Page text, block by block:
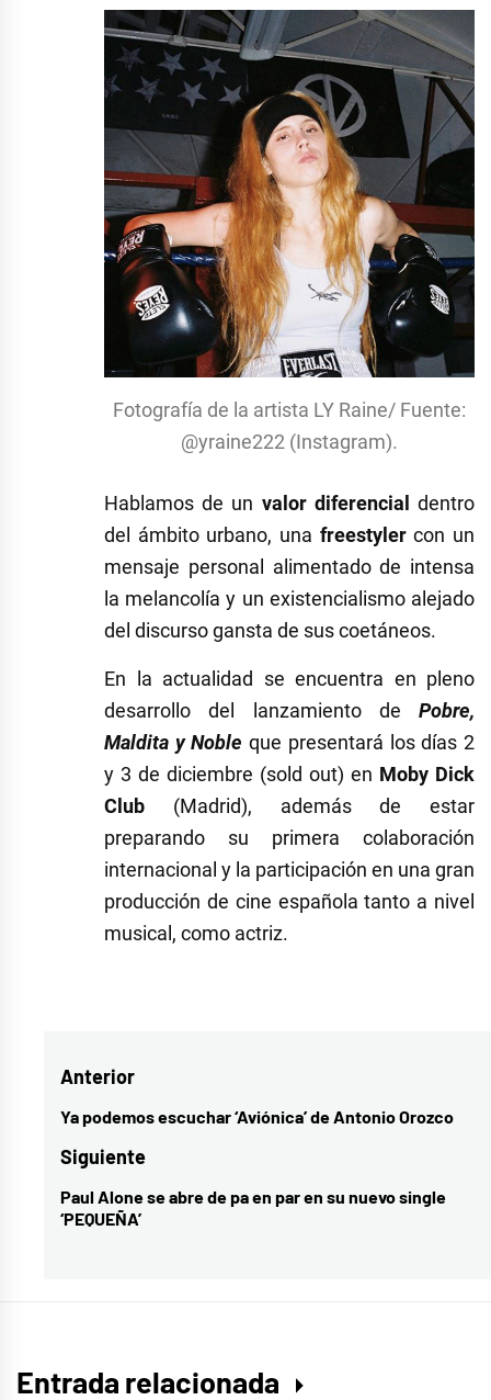
Fotografía de la artista LY Raine/ Fuente:
@yraine222 (Instagram).
Hablamos de un valor diferencial dentro
del ámbito urbano, una freestylercon un
mensaje personal alimentado de intensa
la melancolía y un existencialismo alejado
del discurso gansta de sus coetáneos.
En la actualidad se encuentra en pleno
desarrollo del lanzamiento de Pobre,
Maldita y Noble que presentará los días 2
y 3 de diciembre (sold out) en Moby Dick
Club (Madrid), además de estar
preparando su primera colaboración
internacional y la participación en una gran
producción de cine española tanto a nivel
musical, como actriz.
K.O,
lanzamientos
LY
Raine,
Navegación
de
entradas
Anterior
Entrada
anterior:
Ya podemos escuchar ‘Aviónica’ de Antonio Orozco
Siguiente
Entrada
siguiente:
Paul Alone se abre de pa en par en su nuevo single
‘PEQUEÑA’
Entrada relacionada